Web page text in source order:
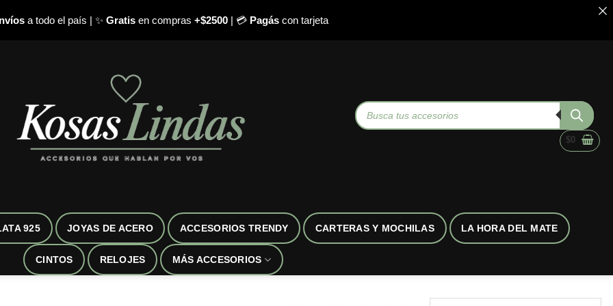
a todo el país | ✨ Gratisen compras +$2500| 💳 Pagáscon tarjeta
Búsqueda
de
productos
$0
925 JOYAS DE ACERO ACCESORIOS TRENDY CARTERAS Y MOCHILAS LA HORA DEL MATE
CINTOS RELOJES MÁS ACCESORIOS